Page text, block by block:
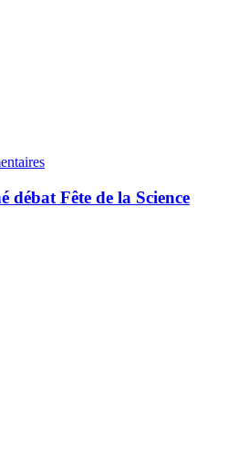
débat Fête de la Science